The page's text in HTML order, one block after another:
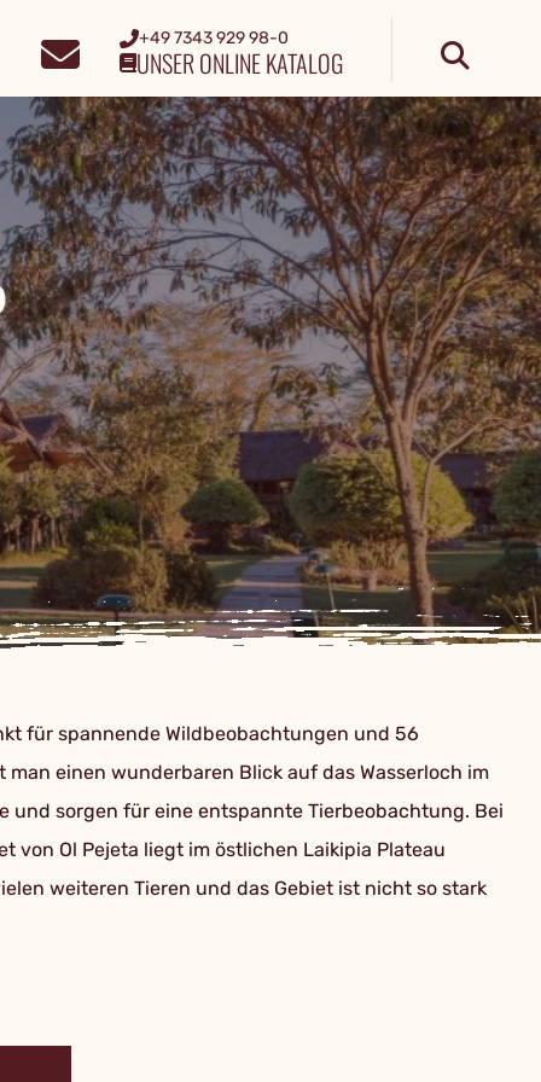
+49 7343 929 98-0
UNSER ONLINE KATALOG
für spannende Wildbeobachtungen und 56
einen wunderbaren Blick auf das Wasserloch im
und sorgen für eine entspannte Tierbeobachtung. Bei
von Ol Pejeta liegt im östlichen Laikipia Plateau
weiteren Tieren und das Gebiet ist nicht so stark